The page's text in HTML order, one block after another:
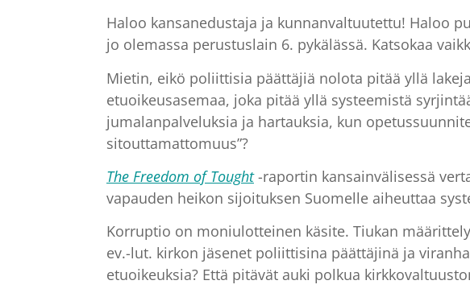
Haloo kansanedustaja ja kunnanvaltuutettu! Haloo
jo olemassa perustuslain 6. pykälässä. Katsokaa
Mietin, eikö poliittisia päättäjiä nolota pitää yllä
etuoikeusasemaa, joka pitää yllä systeemistä
jumalanpalveluksia ja hartauksia, kun
sitouttamattomuus”?
The Freedom of Tought-raportin kansainvälisessä
vapauden heikon sijoituksen Suomelle aiheuttaa
Korruptio on moniulotteinen käsite. Tiukan
ev.-lut. kirkon jäsenet poliittisina päättäjinä ja
etuoikeuksia? Että pitävät auki polkua